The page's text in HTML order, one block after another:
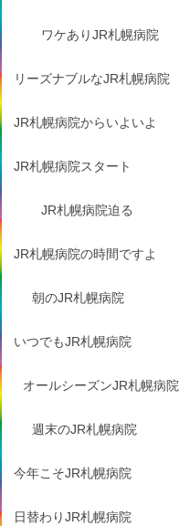
ワケありJR札幌病院
リーズナブルなJR札幌病院
JR札幌病院からいよいよ
JR札幌病院スタート
JR札幌病院迫る
JR札幌病院の時間ですよ
朝のJR札幌病院
いつでもJR札幌病院
オールシーズンJR札幌病院
週末のJR札幌病院
今年こそJR札幌病院
日替わりJR札幌病院